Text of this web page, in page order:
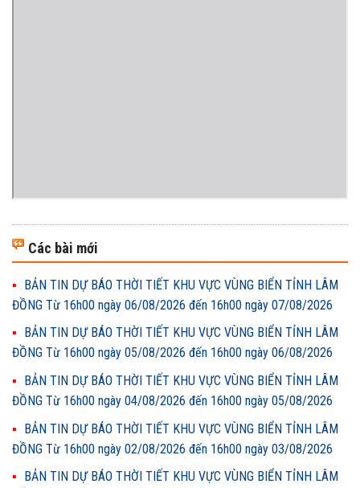
Các bài mới
BẢN TIN DỰ BÁO THỜI TIẾT KHU VỰC VÙNG BIỂN TỈNH LÂM
ĐỒNG Từ 16h00 ngày 06/08/2026 đến 16h00 ngày 07/08/2026
BẢN TIN DỰ BÁO THỜI TIẾT KHU VỰC VÙNG BIỂN TỈNH LÂM
ĐỒNG Từ 16h00 ngày 05/08/2026 đến 16h00 ngày 06/08/2026
BẢN TIN DỰ BÁO THỜI TIẾT KHU VỰC VÙNG BIỂN TỈNH LÂM
ĐỒNG Từ 16h00 ngày 04/08/2026 đến 16h00 ngày 05/08/2026
BẢN TIN DỰ BÁO THỜI TIẾT KHU VỰC VÙNG BIỂN TỈNH LÂM
ĐỒNG Từ 16h00 ngày 02/08/2026 đến 16h00 ngày 03/08/2026
BẢN TIN DỰ BÁO THỜI TIẾT KHU VỰC VÙNG BIỂN TỈNH LÂM